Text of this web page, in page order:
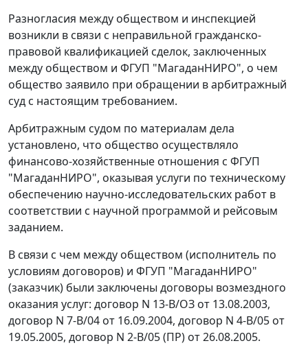
Разногласия между обществом и инспекцией
возникли в связи с неправильной гражданско-
правовой квалификацией сделок, заключенных
между обществом и ФГУП "МагаданНИРО", о чем
общество заявило при обращении в арбитражный
суд с настоящим требованием.
Арбитражным судом по материалам дела
установлено, что общество осуществляло
финансово-хозяйственные отношения с ФГУП
"МагаданНИРО", оказывая услуги по техническому
обеспечению научно-исследовательских работ в
соответствии с научной программой и рейсовым
заданием.
В связи с чем между обществом (исполнитель по
условиям договоров) и ФГУП "МагаданНИРО"
(заказчик) были заключены договоры возмездного
оказания услуг: договор N 13-В/ОЗ от 13.08.2003,
договор N 7-В/04 от 16.09.2004, договор N 4-В/05 от
19.05.2005, договор N 2-В/05 (ПР) от 26.08.2005.